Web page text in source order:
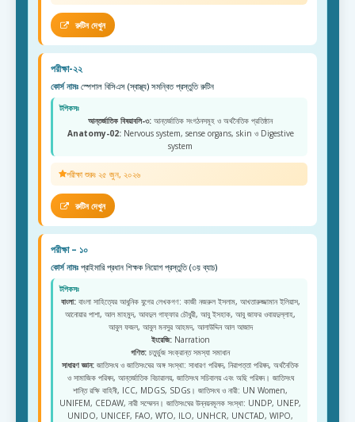
রুটিন দেখুন
পরীক্ষা-২২
কোর্স নামঃ স্পেশাল বিসিএস (স্বাস্থ্য) সমন্বিত প্রস্তুতি রুটিন
টপিকসঃ
আন্তর্জাতিক বিষয়াবলি-৩: আন্তর্জাতিক সংগঠনসমূহ ও অর্থনৈতিক প্রতিষ্ঠান
Anatomy-02:Nervous system, sense organs, skin ও Digestive
system
পরীক্ষা শুরুঃ ২৫ জুন, ২০২৬
রুটিন দেখুন
পরীক্ষা – ১০
কোর্স নামঃ প্রাইমারি প্রধান শিক্ষক নিয়োগ প্রস্তুতি (৩য় ব্যাচ)
টপিকসঃ
বাংলা:বাংলা সাহিত্যের আধুনিক যুগের লেখকগণ: কাজী নজরুল ইসলাম, আখতারুজ্জামান ইলিয়াস,
আনোয়ার পাশা, আল মাহমুদ, আবদুল গাফ্ফার চৌধুরী, আবু ইসহাক, আবু জাফর ওবায়দুল্লাহ,
আবুল ফজল, আবুল মনসুর আহমদ, আলাউদ্দিন আল আজাদ
ইংরেজি:Narration
গণিত: চতুর্ভুজ সংক্রান্ত সমস্যা সমাধান
সাধারণ জ্ঞান: জাতিসংঘ ও জাতিসংঘের অঙ্গ সংস্থা: সাধারণ পরিষদ, নিরাপত্তা পরিষদ, অর্থনৈতিক
ও সামাজিক পরিষদ, আন্তর্জাতিক বিচারালয়, জাতিসংঘ সচিবালয় এবং অছি পরিষদ। জাতিসংঘ
শান্তি রক্ষি বাহিনী, ICC, MDGS, SDGs। জাতিসংঘ ও নারী: UN Women,
UNIFEM, CEDAW, নারী সম্মেলন। জাতিসংঘের উন্নয়নমূলক সংস্থা: UNDP, UNEP,
UNIDO, UNICEF, FAO, WTO, ILO, UNHCR, UNCTAD, WIPO,